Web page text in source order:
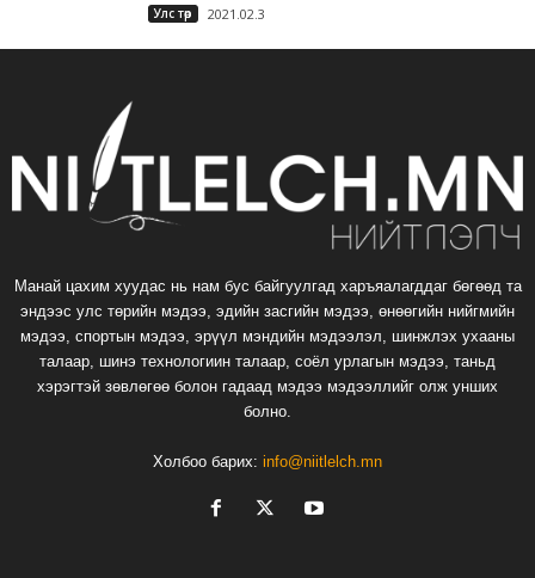
Улс төр 2021.02.3
Манай цахим хуудас нь нам бус байгуулгад харъяалагддаг бөгөөд та
эндээс улс төрийн мэдээ, эдийн засгийн мэдээ, өнөөгийн нийгмийн
мэдээ, спортын мэдээ, эрүүл мэндийн мэдээлэл, шинжлэх ухааны
талаар, шинэ технологиин талаар, соёл урлагын мэдээ, таньд
хэрэгтэй зөвлөгөө болон гадаад мэдээ мэдээллийг олж унших
болно.
Холбоо барих: info@niitlelch.mn